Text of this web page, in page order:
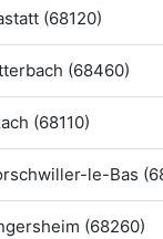
(68120)
(68460)
(68110)
le-Bas
(68260)